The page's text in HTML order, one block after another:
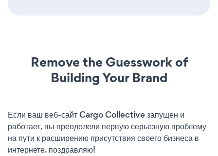
Remove the Guesswork of
Building Your Brand
Если ваш веб-сайт Cargo Collective запущен и
работает, вы преодолели первую серьезную проблему
на пути к расширению присутствия своего бизнеса в
интернете. поздравляю!